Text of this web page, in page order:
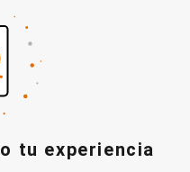
tu experiencia